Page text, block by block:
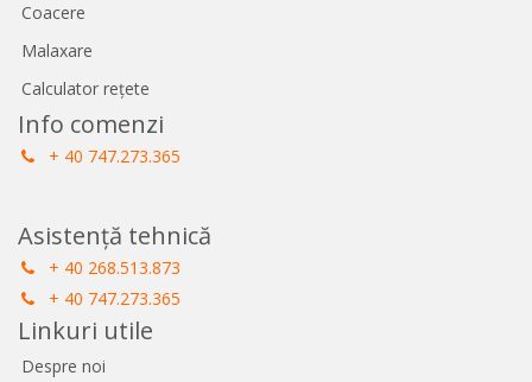
Coacere
Malaxare
Calculator rețete
Info comenzi
+ 40 747.273.365
Asistență tehnică
+ 40 268.513.873
+ 40 747.273.365
Linkuri utile
Despre noi